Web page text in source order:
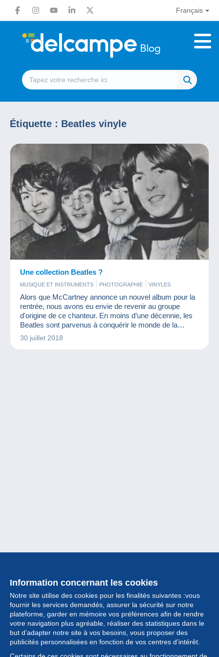
Français
Étiquette : Beatles vinyle
Une collection Beatles ?
MUSIQUE ET INSTRUMENTS PHOTOGRAPHIE VINYLES
Alors que McCartney annonce un nouvel album pour la
rentrée, nous avons eu envie de revenir au groupe
d'origine de ce chanteur. En moins d’une décennie, les
Beatles sont parvenus à conquérir le monde de la
musique. John Lennon, Paul McCartney, Ringo Starr et
George Harrison furent les quatre garçons dans le vent
30 juillet 2018
Information concernant les cookies
Notre site utilise des cookies pour les finalités suivantes :vous
fournir les services demandés, assurer la sécurité sur notre
plateforme, garder en mémoire vos préférences afin de rendre
votre navigation plus agréable, réaliser des statistiques dans le
but d’adapter notre site à vos besoins, vous proposer des
publicités personnalisées en fonction de vos centres d’intérêt.
Collection